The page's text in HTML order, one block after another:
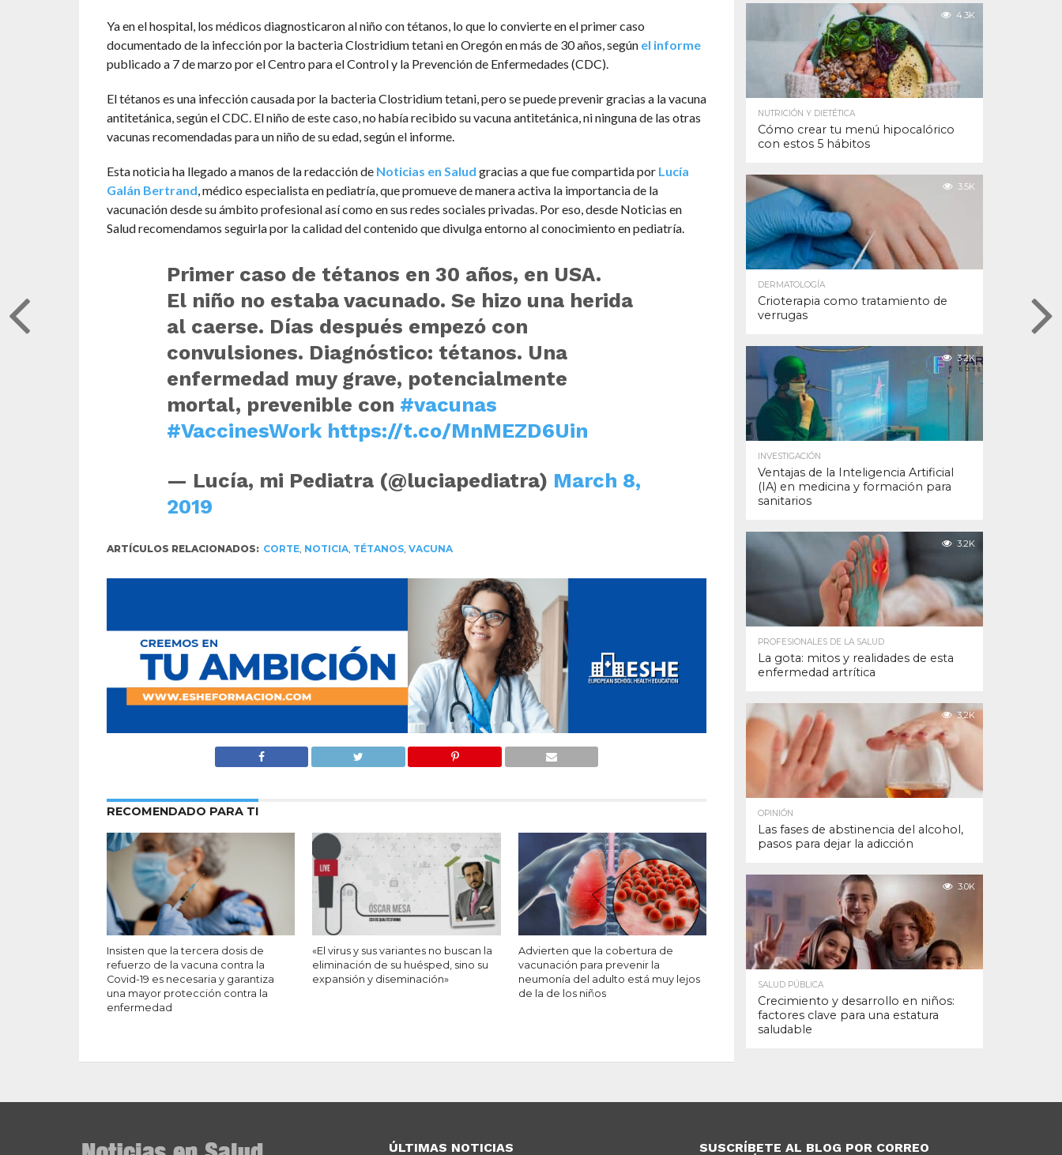
Ya en el hospital, los médicos diagnosticaron al niño con tétanos, lo que lo convierte en el primer caso
documentado de la infección por la bacteria Clostridium tetani en Oregón en más de 30 años, según el informe
publicado a 7 de marzo por el Centro para el Control y la Prevención de Enfermedades (CDC).
El tétanos es una infección causada por la bacteria Clostridium tetani, pero se puede prevenir gracias a la vacuna
antitetánica, según el CDC. El niño de este caso, no había recibido su vacuna antitetánica, ni ninguna de las otras
vacunas recomendadas para un niño de su edad, según el informe.
Esta noticia ha llegado a manos de la redacción de Noticias en Salud gracias a que fue compartida por Lucía
Galán Bertrand, médico especialista en pediatría, que promueve de manera activa la importancia de la
vacunación desde su ámbito profesional así como en sus redes sociales privadas. Por eso, desde Noticias en
Salud recomendamos seguirla por la calidad del contenido que divulga entorno al conocimiento en pediatría.
Primer caso de tétanos en 30 años, en USA.
El niño no estaba vacunado. Se hizo una herida
al caerse. Días después empezó con
convulsiones. Diagnóstico: tétanos. Una
enfermedad muy grave, potencialmente
mortal, prevenible con #vacunas
#VaccinesWork https://t.co/MnMEZD6Uin
— Lucía, mi Pediatra (@luciapediatra) March 8,
2019
ARTÍCULOS RELACIONADOS: CORTE, NOTICIA, TÉTANOS, VACUNA
RECOMENDADO PARA TI
Insisten que la tercera dosis de
refuerzo de la vacuna contra la
Covid-19 es necesaria y garantiza
una mayor protección contra la
enfermedad
«El virus y sus variantes no buscan la
eliminación de su huésped, sino su
expansión y diseminación»
Advierten que la cobertura de
vacunación para prevenir la
neumonía del adulto está muy lejos
de la de los niños
4.3K
NUTRICIÓN Y DIETÉTICA
Cómo crear tu menú hipocalórico
con estos 5 hábitos
3.5K
DERMATOLOGÍA
Crioterapia como tratamiento de
verrugas
3.2K
INVESTIGACIÓN
Ventajas de la Inteligencia Artificial
(IA) en medicina y formación para
sanitarios
3.2K
PROFESIONALES DE LA SALUD
La gota: mitos y realidades de esta
enfermedad artrítica
3.2K
OPINIÓN
Las fases de abstinencia del alcohol,
pasos para dejar la adicción
3.0K
SALUD PÚBLICA
Crecimiento y desarrollo en niños:
factores clave para una estatura
saludable
ÚLTIMAS NOTICIAS
SUSCRÍBETE AL BLOG POR CORREO